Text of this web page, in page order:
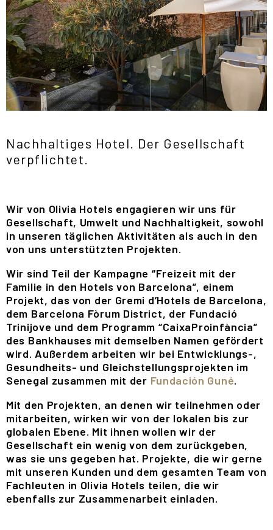
Nachhaltiges Hotel. Der Gesellschaft
verpflichtet.
Wir von Olivia Hotels engagieren wir uns für
Gesellschaft, Umwelt und Nachhaltigkeit, sowohl
in unseren täglichen Aktivitäten als auch in den
von uns unterstützten Projekten.
Wir sind Teil der Kampagne “Freizeit mit der
Familie in den Hotels von Barcelona”, einem
Projekt, das von der Gremi d’Hotels de Barcelona,
dem Barcelona Fòrum District, der Fundació
Trinijove und dem Programm “CaixaProinfància”
des Bankhauses mit demselben Namen gefördert
wird. Außerdem arbeiten wir bei Entwicklungs-,
Gesundheits- und Gleichstellungsprojekten im
Senegal zusammen mit der Fundación Guné.
Mit den Projekten, an denen wir teilnehmen oder
mitarbeiten, wirken wir von der lokalen bis zur
globalen Ebene. Mit ihnen wollen wir der
Gesellschaft ein wenig von dem zurückgeben,
was sie uns gegeben hat. Projekte, die wir gerne
mit unseren Kunden und dem gesamten Team von
Fachleuten in Olivia Hotels teilen, die wir
ebenfalls zur Zusammenarbeit einladen.